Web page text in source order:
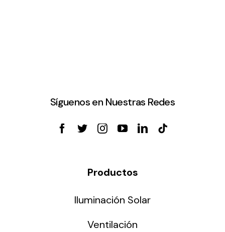
Síguenos en Nuestras Redes
Productos
Iluminación Solar
Ventilación